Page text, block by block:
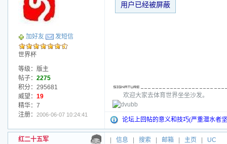
加好友 发短信
世界杯
等级：版主
帖子： 2275
积分：295681
威望： 19
精华：7
注册： 2006-06-07 10:24:41
用户已经被屏蔽
欢迎大家去体育世界坐坐沙发。
论坛上回帖的意义和技巧(严重潜水者
红二十五军 信息 搜索 邮箱 主页 UC